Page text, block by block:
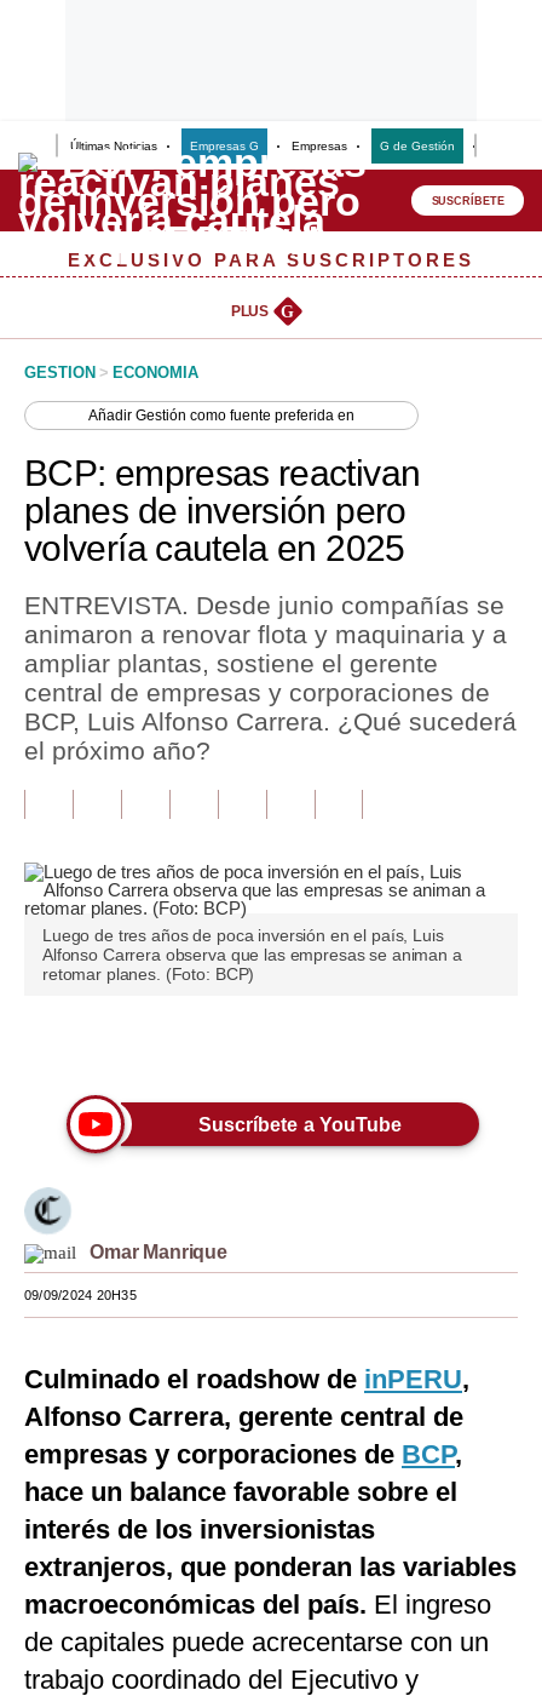
Últimas Noticias Empresas G Empresas G de Gestión
Lo último
Peru Quiosco
Management & Empleo
Perú
Política
Finanzas Personales
Inmobiliarias
Plus G
Pregunta de hoy
Blogs
Tendencias
Moda
Mundo
México
Internacional
Tecnología
G de Gestión
Notas Contratadas
SUSCRÍBETE
EXCLUSIVO PARA SUSCRIPTORES
PLUS G
GESTION > ECONOMIA
AñadirGestión como fuente preferida en
BCP: empresas reactivan
planes de inversión pero
volvería cautela en 2025
ENTREVISTA. Desde junio compañías se
animaron a renovar flota y maquinaria y a
ampliar plantas, sostiene el gerente
central de empresas y corporaciones de
BCP, Luis Alfonso Carrera. ¿Qué sucederá
el próximo año?
Luego de tres años de poca inversión en el país, Luis
Alfonso Carrera observa que las empresas se animan a
retomar planes. (Foto: BCP)
Suscríbete a YouTube
Omar Manrique
09/09/2024 20H35
Culminado el roadshow de inPERU,
Alfonso Carrera, gerente central de
empresas y corporaciones de BCP,
hace un balance favorable sobre el
interés de los inversionistas
extranjeros, que ponderan las variables
macroeconómicas del país. El ingreso
de capitales puede acrecentarse con un
trabajo coordinado del Ejecutivo y